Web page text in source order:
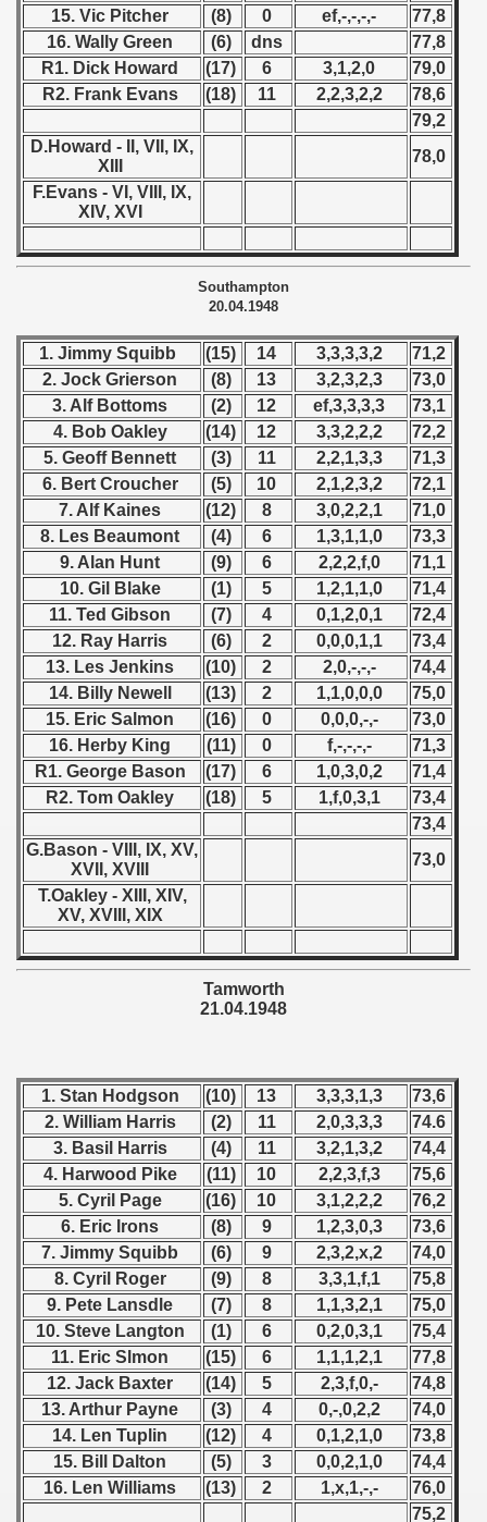
15. Vic Pitcher
(8) 0 ef,-,-,-,-
77,8
16. Wally Green
(6) dns
77,8
R1. Dick Howard
(17) 6 3,1,2,0
79,0
R2. Frank Evans
(18) 11 2,2,3,2,2
78,6
79,2
D.Howard - II, VII, IX,
XIII
78,0
F.Evans - VI, VIII, IX,
XIV, XVI
Southampton
20.04.1948
1. Jimmy Squibb (15) 14 3,3,3,3,2
71,2
2. Jock Grierson
(8) 13 3,2,3,2,3
73,0
3. Alf Bottoms
(2) 12 ef,3,3,3,3
73,1
4. Bob Oakley
(14) 12 3,3,2,2,2
72,2
5. Geoff Bennett
(3) 11 2,2,1,3,3
71,3
6. Bert Croucher
(5) 10 2,1,2,3,2
72,1
7. Alf Kaines
(12) 8 3,0,2,2,1
71,0
8. Les Beaumont
(4) 6 1,3,1,1,0
73,3
9. Alan Hunt
(9) 6 2,2,2,f,0
71,1
10. Gil Blake
(1) 5 1,2,1,1,0
71,4
11. Ted Gibson
(7) 4 0,1,2,0,1
72,4
12. Ray Harris
(6) 2 0,0,0,1,1
73,4
13. Les Jenkins
(10) 2 2,0,-,-,-
74,4
14. Billy Newell
(13) 2 1,1,0,0,0
75,0
15. Eric Salmon
(16) 0 0,0,0,-,-
73,0
16. Herby King
(11) 0 f,-,-,-,-
71,3
R1. George Bason
(17) 6 1,0,3,0,2
71,4
R2. Tom Oakley
(18) 5 1,f,0,3,1
73,4
73,4
G.Bason - VIII, IX, XV,
XVII, XVIII
73,0
T.Oakley - XIII, XIV,
XV, XVIII, XIX
Tamworth
21.04.1948
1. Stan Hodgson (10) 13 3,3,3,1,3
73,6
2. William Harris
(2) 11 2,0,3,3,3
74.6
3. Basil Harris
(4) 11 3,2,1,3,2
74,4
4. Harwood Pike
(11) 10 2,2,3,f,3
75,6
5. Cyril Page
(16) 10 3,1,2,2,2
76,2
6. Eric Irons
(8) 9 1,2,3,0,3
73,6
7. Jimmy Squibb
(6) 9 2,3,2,x,2
74,0
8. Cyril Roger
(9) 8 3,3,1,f,1
75,8
9. Pete Lansdle
(7) 8 1,1,3,2,1
75,0
10. Steve Langton
(1) 6 0,2,0,3,1
75,4
11. Eric Slmon
(15) 6 1,1,1,2,1
77,8
12. Jack Baxter
(14) 5 2,3,f,0,-
74,8
13. Arthur Payne
(3) 4 0,-,0,2,2
74,0
14. Len Tuplin
(12) 4 0,1,2,1,0
73,8
15. Bill Dalton
(5) 3 0,0,2,1,0
74,4
16. Len Williams
(13) 2 1,x,1,-,-
76,0
75,2
- 1969
- 1970
1984
1986
- 1988
- 1992
- 1993
- 1994
- 1995
- 1996
- 1997
- 1998
- 1999
- 2000
- 2001